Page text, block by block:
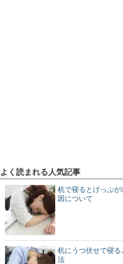
よく読まれる人気記事
机で寝るとげっぷ
因について
机にうつ伏せで寝
法